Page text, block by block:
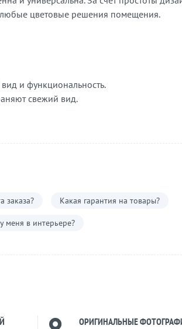
любые цветовые решения помещения.
и функциональность.
свежий вид.
заказа? Какая гарантия на товары?
меня в интерьере?
ОРИГИНАЛЬНЫЕ